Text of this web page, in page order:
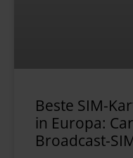
Beste SIM-
in Europa:
Broadcast-